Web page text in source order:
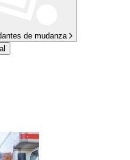
de mudanza